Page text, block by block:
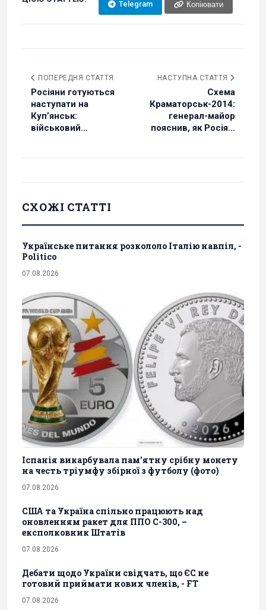
Telegram Копіювати
ПОПЕРЕДНЯ СТАТТЯ
Росіяни готуються
наступати на
Куп’янськ:
військовий...
НАСТУПНА СТАТТЯ
Схема
Краматорськ-2014:
генерал-майор
пояснив, як Росія...
СХОЖІ СТАТТІ
Українське питання розкололо Італію навпіл, -
Politico
07.08.2026
Іспанія викарбувала пам'ятну срібну монету
на честь тріумфу збірної з футболу (фото)
07.08.2026
США та Україна спільно працюють над
оновленням ракет для ППО С-300, –
експолковник Штатів
07.08.2026
Дебати щодо України свідчать, що ЄС не
готовий приймати нових членів, - FT
07.08.2026